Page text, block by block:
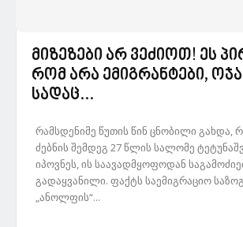
მიზეზები არ ვეძიოთ! ეს
რომ არა ემიგრანტები,
სადაც...
რამსდენიმე წუთის წინ ცნობილი გახდა,
ძებნის შემდეგ 27 წლის სალომე
იპოვნეს, ის საავადმყოფოდან
გადაყვანილი. ფაქტს საემიგრაციო
„ანოლფის“...